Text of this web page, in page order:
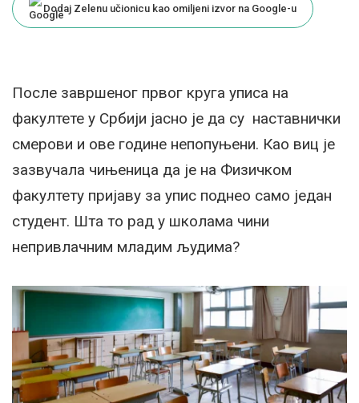
Dodaj Zelenu učionicu kao omiljeni izvor na Google-u
После завршеног првог круга уписа на
факултете у Србији јасно је да су наставнички
смерови и ове године непопуњени. Као виц је
зазвучала чињеница да је на Физичком
факултету пријаву за упис поднео само један
студент. Шта то рад у школама чини
непривлачним младим људима?